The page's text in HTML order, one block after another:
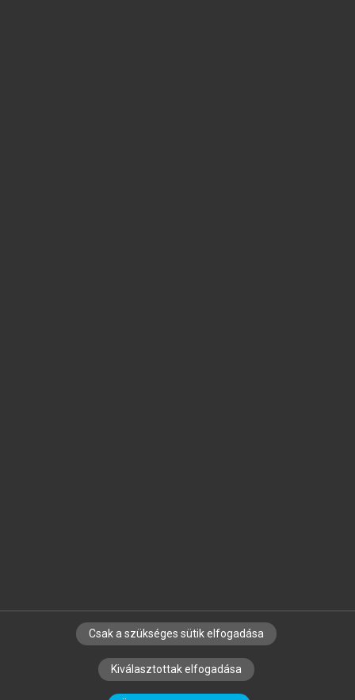
SZERZŐKNEK CÉGEKNEK KÖNYVTÁROSOKNAK
SZERKESZTÉSI ÉS LEKTORÁLÁSI ALAPELVEK
Csak a szükséges sütik elfogadása
Kiválasztottak elfogadása